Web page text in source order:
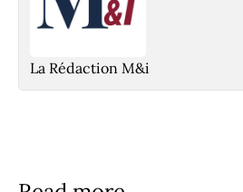
La Rédaction M&i